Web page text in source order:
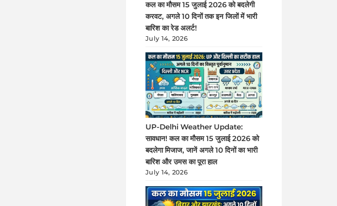
कल का मौसम 15 जुलाई 2026 को बदलेगी
करवट, अगले 10 दिनों तक इन जिलों में भारी
बारिश का रेड अलर्ट!
July 14, 2026
UP-Delhi Weather Update:
सावधान! कल का मौसम 15 जुलाई 2026 को
बदलेगा मिजाज, जानें अगले 10 दिनों का भारी
बारिश और उमस का पूरा हाल
July 14, 2026